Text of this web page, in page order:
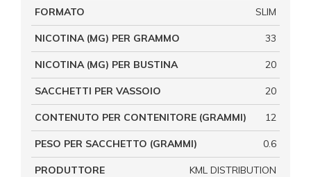
FORMATO SLIM
NICOTINA (MG) PER GRAMMO 33
NICOTINA (MG) PER BUSTINA 20
SACCHETTI PER VASSOIO 20
CONTENUTO PER CONTENITORE (GRAMMI) 12
PESO PER SACCHETTO (GRAMMI) 0.6
PRODUTTORE KML DISTRIBUTION